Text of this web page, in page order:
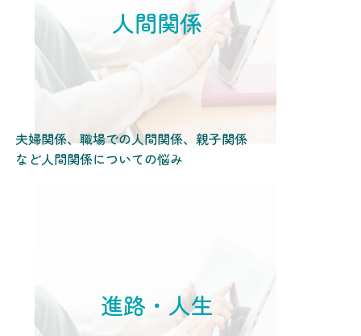
人間関係
夫婦関係、職場での人間関係、親子関係
など人間関係についての悩み
進路・人生